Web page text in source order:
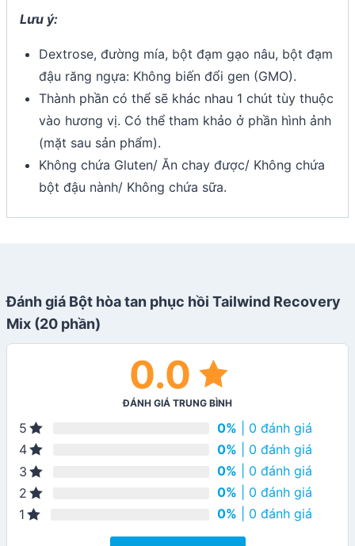
Lưu ý:
Dextrose, đường mía, bột đạm gạo nâu, bột đạm
đậu răng ngựa: Không biến đổi gen (GMO).
Thành phần có thể sẽ khác nhau 1 chút tùy thuộc
vào hương vị. Có thể tham khảo ở phần hình ảnh
(mặt sau sản phẩm).
Không chứa Gluten/ Ăn chay được/ Không chứa
bột đậu nành/ Không chứa sữa.
Đánh giá Bột hòa tan phục hồi Tailwind Recovery
Mix (20 phần)
0.0
ĐÁNH GIÁ TRUNG BÌNH
5 0% | 0 đánh giá
4
0% | 0 đánh giá
3
0% | 0 đánh giá
2
0% | 0 đánh giá
1
0% | 0 đánh giá